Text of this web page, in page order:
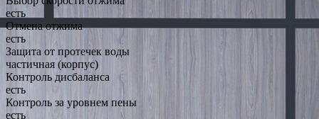
есть
Отмена отжима
есть
Защита от протечек воды
частичная (корпус)
Контроль дисбаланса
есть
Контроль за уровнем пены
есть